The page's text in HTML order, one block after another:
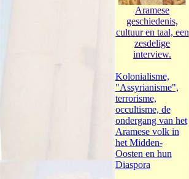
Aramese
geschiedenis,
cultuur en taal, een
zesdelige
interview.
Kolonialisme,
"Assyrianisme",
terrorisme,
occultisme, de
ondergang van het
Aramese volk in
het Midden-
Oosten en hun
Diaspora